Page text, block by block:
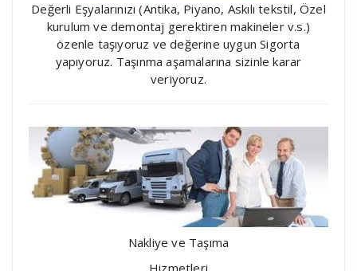
Değerli Eşyalarınızı (Antika, Piyano, Askılı tekstil, Özel
kurulum ve demontaj gerektiren makineler v.s.)
özenle taşıyoruz ve değerine uygun Sigorta
yapıyoruz. Taşınma aşamalarına sizinle karar
veriyoruz.
Nakliye ve Taşıma
Hizmetleri